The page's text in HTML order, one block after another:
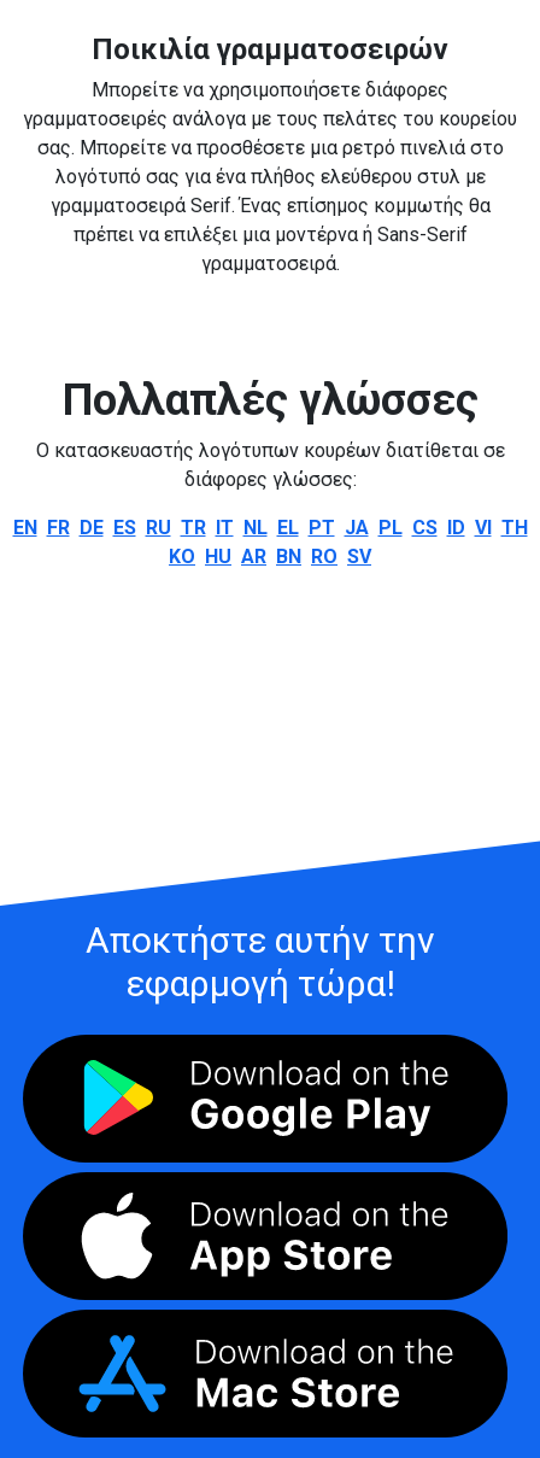
Ποικιλία γραμματοσειρών
Μπορείτε να χρησιμοποιήσετε διάφορες
γραμματοσειρές ανάλογα με τους πελάτες του κουρείου
σας. Μπορείτε να προσθέσετε μια ρετρό πινελιά στο
λογότυπό σας για ένα πλήθος ελεύθερου στυλ με
γραμματοσειρά Serif. Ένας επίσημος κομμωτής θα
πρέπει να επιλέξει μια μοντέρνα ή Sans-Serif
γραμματοσειρά.
Πολλαπλές γλώσσες
Ο κατασκευαστής λογότυπων κουρέων διατίθεται σε
διάφορες γλώσσες:
EN FR DE ES RU TR IT NL EL PT JA PL CS ID VI TH
KO HU AR BN RO SV
Αποκτήστε αυτήν την
εφαρμογή τώρα!